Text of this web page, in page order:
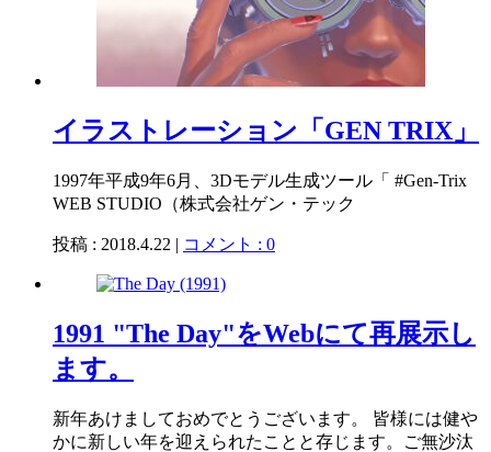
イラストレーション「GEN TRIX」
1997年平成9年6月、3Dモデル生成ツール「 #Gen-Trix
WEB STUDIO（株式会社ゲン・テック
投稿 : 2018.4.22 | コメント : 0
1991 "The Day"をWebにて再展示し
ます。
新年あけましておめでとうございます。 皆様には健や
かに新しい年を迎えられたことと存じます。ご無沙汰